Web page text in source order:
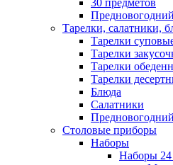
Тарелки, салатники,
Тарелки
Тарелки
Тарелки
Тарелки
Блюда
Салатники
Столовые приборы
Наборы
Наборы 24